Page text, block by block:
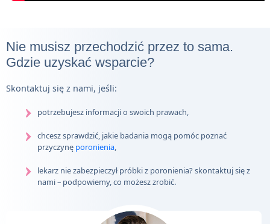
Nie musisz przechodzić przez to sama.
Gdzie uzyskać wsparcie?
Skontaktuj się z nami, jeśli:
potrzebujesz informacji o swoich prawach,
chcesz sprawdzić, jakie badania mogą pomóc poznać
przyczynę poronienia,
lekarz nie zabezpieczył próbki z poronienia? skontaktuj się z
nami – podpowiemy, co możesz zrobić.